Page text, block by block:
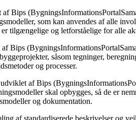
Bips
som kan anvendes af alle
tilgængelige og letforståelige for alle
Bips
såsom tegninger,
og processer.
af Bips
skal opbygges, så de er
og dokumentation.
af standardiserede beskrivelser og